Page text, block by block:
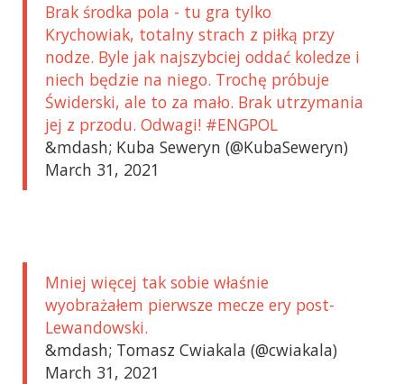
Brak środka pola - tu gra tylko
Krychowiak, totalny strach z piłką przy
nodze. Byle jak najszybciej oddać koledze i
niech będzie na niego. Trochę próbuje
Świderski, ale to za mało. Brak utrzymania
jej z przodu. Odwagi! #ENGPOL
&mdash; Kuba Seweryn (@KubaSeweryn)
March 31, 2021
Mniej więcej tak sobie właśnie
wyobrażałem pierwsze mecze ery post-
Lewandowski.
&mdash; Tomasz Cwiakala (@cwiakala)
March 31, 2021